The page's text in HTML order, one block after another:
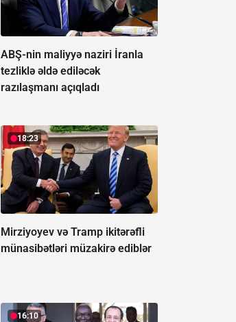
ABŞ-nin maliyyə naziri İranla
tezliklə əldə ediləcək
razılaşmanı açıqladı
18:23
Mirziyoyev və Tramp ikitərəfli
münasibətləri müzakirə ediblər
16:10